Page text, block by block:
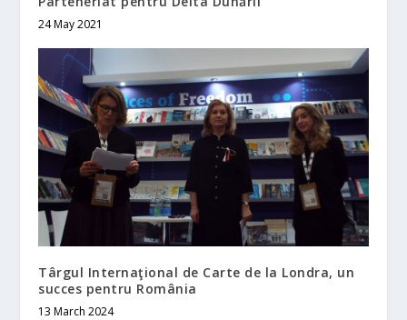
24 May 2021
Târgul Internaţional de Carte de la Londra, un
succes pentru România
13 March 2024